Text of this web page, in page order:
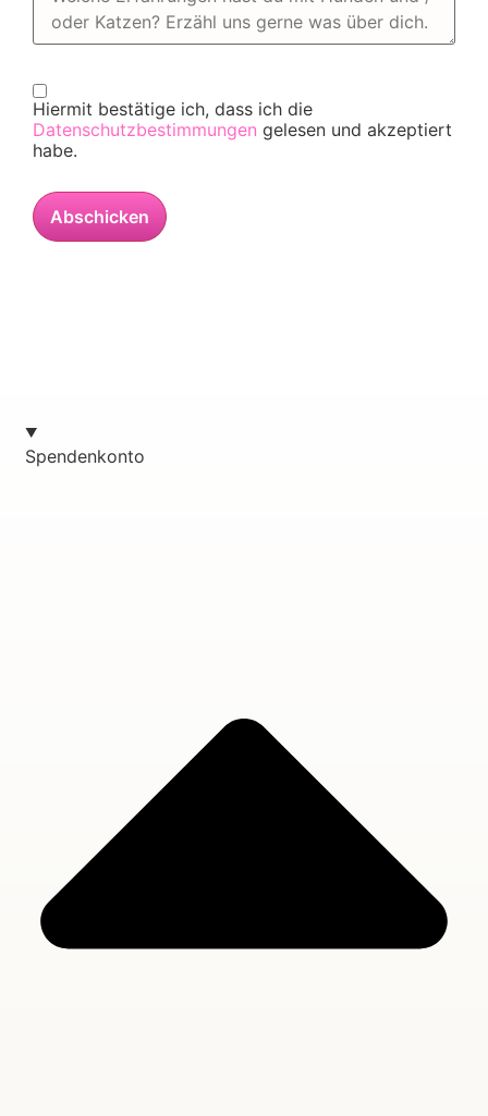
Hiermit bestätige ich, dass ich die
Datenschutzbestimmungen gelesen und akzeptiert
habe.
Abschicken
Spendenkonto